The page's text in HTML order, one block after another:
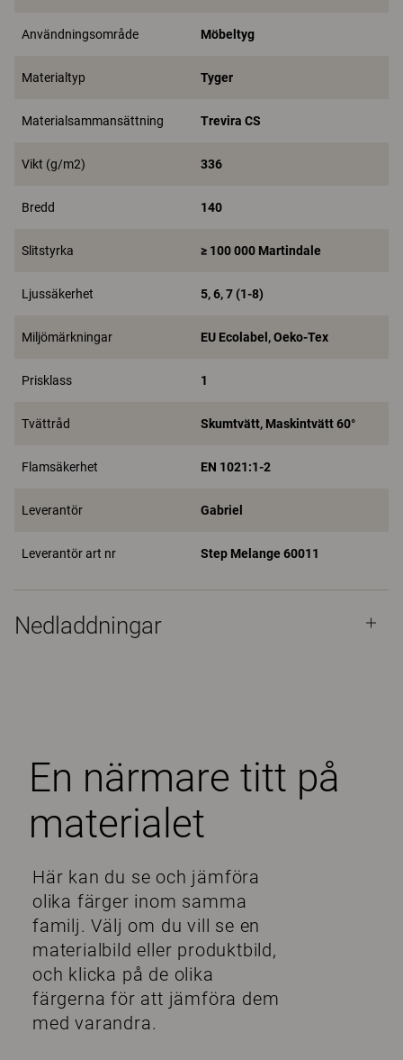
Användningsområde Möbeltyg
Materialtyp Tyger
Materialsammansättning Trevira CS
Vikt (g/m2) 336
Bredd 140
Slitstyrka ≥ 100 000 Martindale
Ljussäkerhet 5, 6, 7 (1-8)
Miljömärkningar EU Ecolabel, Oeko-Tex
Prisklass 1
Tvättråd Skumtvätt, Maskintvätt 60°
Flamsäkerhet EN 1021:1-2
Leverantör Gabriel
Leverantör art nr Step Melange 60011
Nedladdningar
En närmare titt på
materialet
Här kan du se och jämföra
olika färger inom samma
familj. Välj om du vill se en
materialbild eller produktbild,
och klicka på de olika
färgerna för att jämföra dem
med varandra.